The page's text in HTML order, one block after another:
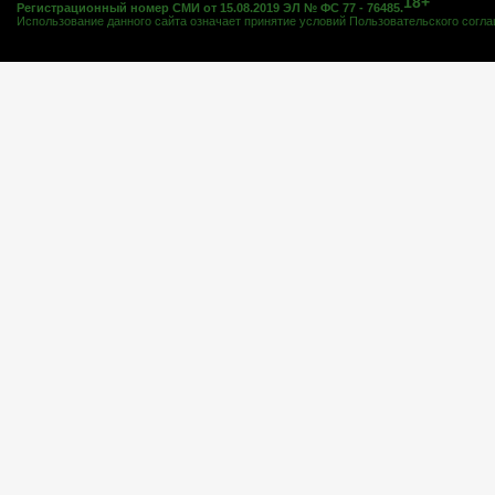
Регистрационный номер СМИ от 15.08.2019 ЭЛ № ФС 77 - 76485.
Использование данного сайта означает принятие условий Пользовательского